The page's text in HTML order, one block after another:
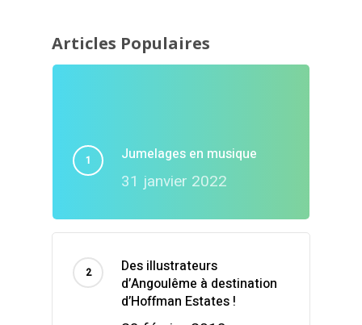
Articles Populaires
Jumelages en musique
31 janvier 2022
Des illustrateurs
d’Angoulême à destination
d’Hoffman Estates !